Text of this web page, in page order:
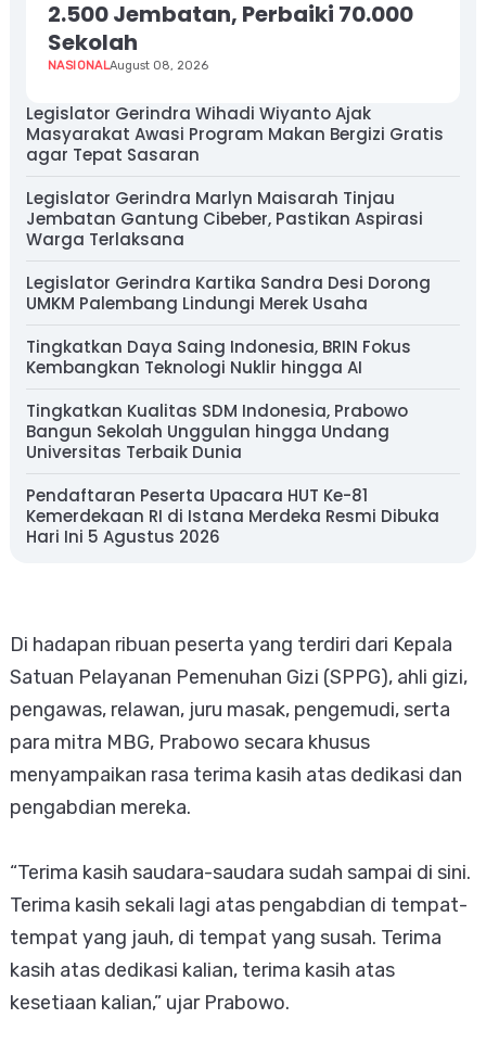
2.500 Jembatan, Perbaiki 70.000
Sekolah
NASIONALAugust 08, 2026
Legislator Gerindra Wihadi Wiyanto Ajak
Masyarakat Awasi Program Makan Bergizi Gratis
agar Tepat Sasaran
Legislator Gerindra Marlyn Maisarah Tinjau
Jembatan Gantung Cibeber, Pastikan Aspirasi
Warga Terlaksana
Legislator Gerindra Kartika Sandra Desi Dorong
UMKM Palembang Lindungi Merek Usaha
Tingkatkan Daya Saing Indonesia, BRIN Fokus
Kembangkan Teknologi Nuklir hingga AI
Tingkatkan Kualitas SDM Indonesia, Prabowo
Bangun Sekolah Unggulan hingga Undang
Universitas Terbaik Dunia
Pendaftaran Peserta Upacara HUT Ke-81
Kemerdekaan RI di Istana Merdeka Resmi Dibuka
Hari Ini 5 Agustus 2026
Di hadapan ribuan peserta yang terdiri dari Kepala
Satuan Pelayanan Pemenuhan Gizi (SPPG), ahli gizi,
pengawas, relawan, juru masak, pengemudi, serta
para mitra MBG, Prabowo secara khusus
menyampaikan rasa terima kasih atas dedikasi dan
pengabdian mereka.
“Terima kasih saudara-saudara sudah sampai di sini.
Terima kasih sekali lagi atas pengabdian di tempat-
tempat yang jauh, di tempat yang susah. Terima
kasih atas dedikasi kalian, terima kasih atas
kesetiaan kalian,” ujar Prabowo.